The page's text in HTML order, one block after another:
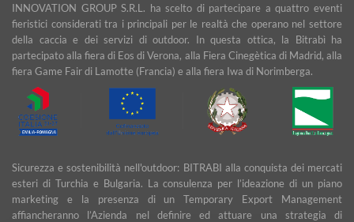
INNOVATION GROUP S.R.L. ha scelto di partecipare a quattro eventi
fieristici considerati tra i principali per le realtà che operano nel settore
della caccia e dei servizi di outdoor. In questa ottica, la Bitrabì ha
partecipato alla fiera di Eos di Verona, alla Fiera Cinegètica di Madrid, alla
fiera Game Fair di Lamotte (Francia) e alla fiera Iwa di Norimberga.
Sicurezza e sostenibilità nell'outdoor: BITRABI alla conquista dei mercati
esteri di Turchia e Bulgaria. La consulenza per l’ideazione di un piano
marketing e la presenza di un Temporary Export Management
affiancheranno l’Azienda nel definire ed attuare una strategia di